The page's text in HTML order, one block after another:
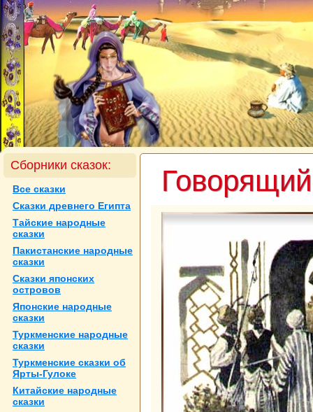
Сборники сказок:
Все сказки
Сказки древнего Египта
Тайские нaродные
сказки
Пакистанские нaродные
сказки
Сказки японских
островов
Японские нaродные
сказки
Туркменские нaродные
сказки
Туркменские сказки об
Ярты-Гулоке
Китайские нaродные
сказки